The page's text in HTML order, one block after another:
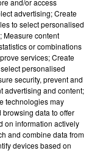
sur la venue du
précisons sur
advertising; Create
to select personalised
Measure content
or combinations
services; Create
personalised
security, prevent and
advertising and content;
technologies may
data to offer
on information actively
and combine data from
devices based on